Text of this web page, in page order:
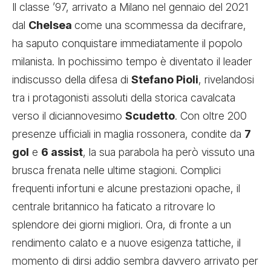
Il classe ’97, arrivato a Milano nel gennaio del 2021
dal Chelsea come una scommessa da decifrare,
ha saputo conquistare immediatamente il popolo
milanista. In pochissimo tempo è diventato il leader
indiscusso della difesa di Stefano Pioli, rivelandosi
tra i protagonisti assoluti della storica cavalcata
verso il diciannovesimo Scudetto. Con oltre 200
presenze ufficiali in maglia rossonera, condite da 7
gol e 6 assist, la sua parabola ha però vissuto una
brusca frenata nelle ultime stagioni. Complici
frequenti infortuni e alcune prestazioni opache, il
centrale britannico ha faticato a ritrovare lo
splendore dei giorni migliori. Ora, di fronte a un
rendimento calato e a nuove esigenza tattiche, il
momento di dirsi addio sembra davvero arrivato per